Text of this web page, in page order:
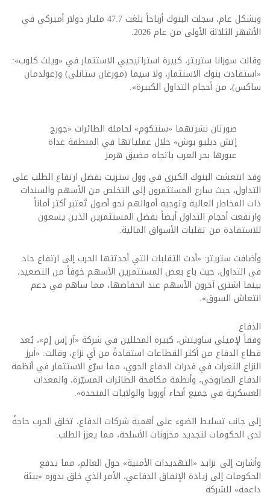
وبشكل عام، سجلت البنوك أرباحاً بلغت 47.7 مليار دولار أميركي في
الأشهر الثلاثة الأولى من عام 2026.
وقالت سوزانا ستريتر، كبيرة استراتيجيي الاستثمار في «ويلث كلوب»:
«استفادت بنوك الاستثمار، ولا سيما (مورغان ستانلي) و(غولدمان
ساكس)، من أحجام التداول الكبيرة».
صورتان نشرتهما «سنتكوم» لحاملة الطائرات «جورج
إتش دبليو بوش» خلال عملياتها في المنطقة غداة
عبورها بحر العرب باتجاه مضيق هرمز
وقد انتعشت البنوك الكبرى في وول ستريت بفضل ارتفاع الطلب على
التداول، حيث سارع المستثمرون إلى التخلص من الأسهم والسندات
ذات المخاطر العالية وتوجيه أموالهم نحو أصول تُعتبر أكثر أماناً
وارتفعت أحجام التداول أيضاً بفضل المستثمرين الذين يسعون
للاستفادة من تقلبات الأسواق المالية.
وأضافت ستريتر: «أدت التقلبات التي أحدثتها الحرب إلى ارتفاع حاد
في التداول، حيث باع بعض المستثمرين الأسهم خوفاً من التصعيد،
بينما اشترى آخرون الأسهم عند انخفاضها، مما ساهم في دعم
انتعاش السوق».
الدفاع
وفقاً لإميلي ساويتش، كبيرة المحللين في شركة «آر إس إم»، يُعد
قطاع الدفاع من أكثر القطاعات استفادةً من أي نزاع، وقالت: «أبرز
النزاع الثغرات في قدرات الدفاع الجوي، مما سرّع الاستثمار في أنظمة
الدفاع الصاروخي، وأنظمة مكافحة الطائرات المسيّرة، والمعدات
العسكرية في جميع أنحاء أوروبا والولايات المتحدة».
إلى جانب تسليط الضوء على أهمية شركات الدفاع، تخلق الحرب حاجةً
لدى الحكومات لتجديد مخزونات الأسلحة، مما يعزز الطلب.
وأشارت إلى تزايد «التهديدات الأمنية» حول العالم، مما يدفع
الحكومات إلى زيادة الإنفاق الدفاعي، الأمر الذي خلق بدوره «بيئة
داعمة» للشركة.